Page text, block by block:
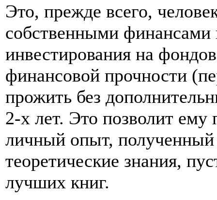
Это, прежде всего,
собственными
инвестирования на
финансовой прочности
прожить без
2-х лет. Это позволит ему
личный опыт, полученный
теоретические знания,
лучших книг.